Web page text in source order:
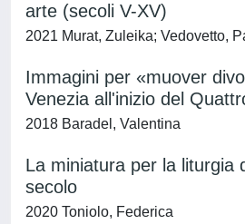
arte (secoli V-XV)
2021 Murat, Zuleika; Vedovetto,
Immagini per «muover
Venezia all'inizio del
2018 Baradel, Valentina
La miniatura per la liturgia
secolo
2020 Toniolo, Federica